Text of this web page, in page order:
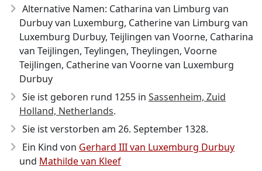
Alternative Namen: Catharina van Limburg van
Durbuy van Luxemburg, Catherine van Limburg van
Luxemburg Durbuy, Teijlingen van Voorne, Catharina
van Teijlingen, Teylingen, Theylingen, Voorne
Teijlingen, Catherine van Voorne van Luxemburg
Durbuy
Sie ist geboren rund 1255 in Sassenheim, Zuid
Holland, Netherlands.
Sie ist verstorben am 26. September 1328.
Ein Kind von Gerhard III van Luxemburg Durbuy
und Mathilde van Kleef